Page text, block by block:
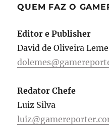
QUEM FAZ O
Editor e Publisher
David de Oliveira
Redator Chefe
Luiz Silva